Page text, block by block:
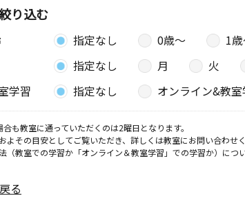
り込む
指定なし 0歳〜 1
指定なし 月 火
学習
指定なし オンライン&教室
も教室に通っていただくのは2曜日となります。
その目安としてご覧いただき、詳しくは教室にお問い合わせ
教室での学習か「オンライン＆教室学習」での学習か）につ
る